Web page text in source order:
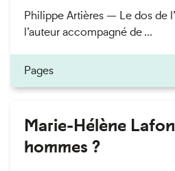
Philippe Artières — Le dos de
l’auteur accompagné de ...
Pages
Marie-Hélène
hommes ?